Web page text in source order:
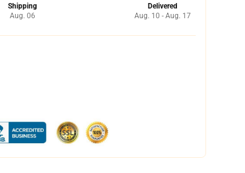
Shipping
Aug. 06
Delivered
Aug. 10 - Aug. 17